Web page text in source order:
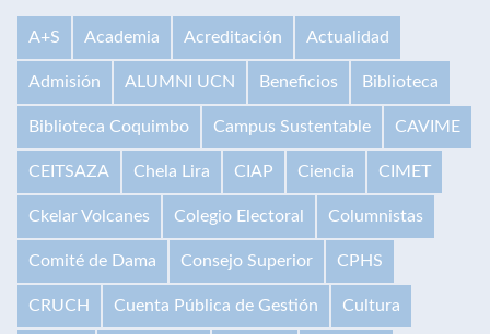
A+S Academia Acreditación Actualidad
Admisión ALUMNI UCN Beneficios Biblioteca
Biblioteca Coquimbo Campus Sustentable CAVIME
CEITSAZA Chela Lira CIAP Ciencia CIMET
Ckelar Volcanes Colegio Electoral Columnistas
Comité de Dama Consejo Superior CPHS
CRUCH Cuenta Pública de Gestión Cultura